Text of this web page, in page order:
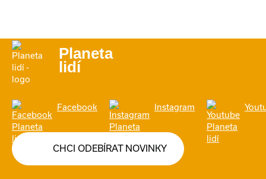
Planeta
lidí
Facebook Instagram
CHCI ODEBÍRAT NOVINKY